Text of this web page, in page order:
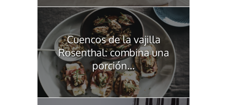
Cuencos de la vajilla
Rosenthal: combina una
porción...